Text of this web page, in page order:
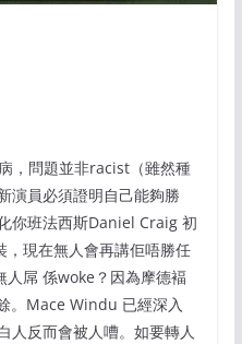
，問題並非racist（雖然種
演員必須證明自己能夠勝
你班法西斯Daniel Craig 初
現在無人會再講佢唔勝任
屌 係woke？因為摩德褔
。Mace Windu 已經深入
人反而會被人嘈。如要轉人